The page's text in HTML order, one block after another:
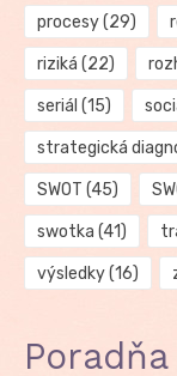
procesy(29)
riziká (22)
seriál (15)
strategická
SWOT (45)
swotka (41)
výsledky(16)
Poradňa